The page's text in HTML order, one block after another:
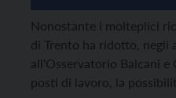
Nonostante i molteplici
di Trento ha ridotto, negli
all'Osservatorio Balcani e
posti di lavoro, la